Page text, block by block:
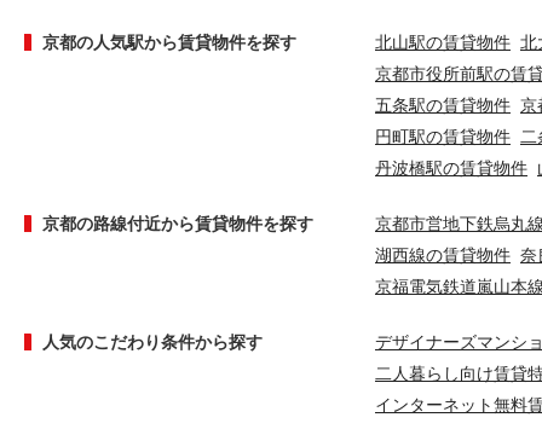
京都の人気駅から賃貸物件を探す 北山駅の賃貸物件 北
京都市役所前駅の賃
五条駅の賃貸物件 京
円町駅の賃貸物件 二
丹波橋駅の賃貸物件
京都の路線付近から賃貸物件を探す
京都市営地下鉄烏丸
湖西線の賃貸物件 奈
京福電気鉄道嵐山本
人気のこだわり条件から探す
デザイナーズマンシ
二人暮らし向け賃貸
インターネット無料